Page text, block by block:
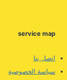
service map
اتصل بنا
سياسة الخصوصية